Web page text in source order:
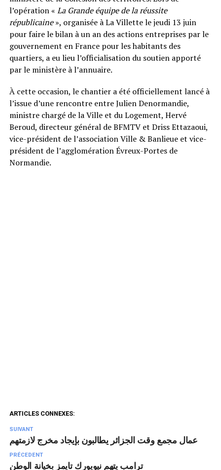
l’opération « La Grande équipe de la réussite
républicaine», organisée à La Villette le jeudi 13 juin
pour faire le bilan à un an des actions entreprises par le
gouvernement en France pour les habitants des
quartiers, a eu lieu l’officialisation du soutien apporté
par le ministère à l’annuaire.
À cette occasion, le chantier a été officiellement lancé à
l’issue d’une rencontre entre Julien Denormandie,
ministre chargé de la Ville et du Logement, Hervé
Beroud, directeur général de BFMTV et Driss Ettazaoui,
vice-président de l’association Ville & Banlieue et vice-
président de l’agglomération Évreux-Portes de
Normandie.
ARTICLES CONNEXES:
SUIVANT
عمال مجمع وقت الجزائر يطالبون بإيجاد مخرج لازمتهم
PRÉCEDENT
ترامب يتهم نيويورك تايمز بخيانة الوطن